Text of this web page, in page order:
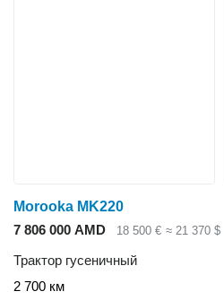
Morooka MK220
7 806 000 AMD
18 500 € ≈ 21 370 $
Трактор гусеничный
2 700 км